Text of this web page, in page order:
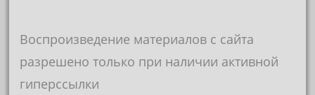
Воспроизведение материалов с сайта
разрешено только при наличии активной
гиперссылки